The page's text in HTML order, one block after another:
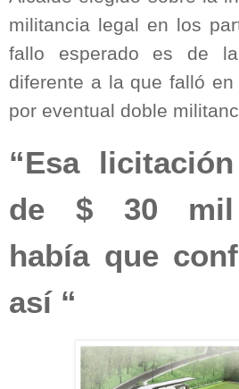
militancia legal en los
fallo esperado es de
diferente a la que falló
por eventual doble
“Esa
de $ 30 mil
había que
así “